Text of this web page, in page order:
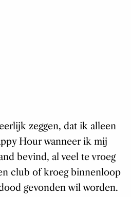
zeggen, dat ik alleen
Hour wanneer ik mij
bevind, al veel te vroeg
club of kroeg binnenloop
gevonden wil worden.